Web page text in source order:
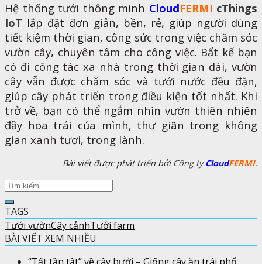
Hệ thống tưới thông minh CloudFERMI cThings
IoT lắp đặt đơn giản, bền, rẻ, giúp người dùng
tiết kiệm thời gian, công sức trong việc chăm sóc
vườn cây, chuyên tâm cho công việc. Bất kể bạn
có đi công tác xa nhà trong thời gian dài, vườn
cây vẫn được chăm sóc và tưới nước đều đặn,
giúp cây phát triển trong điều kiện tốt nhất. Khi
trở về, bạn có thể ngắm nhìn vườn thiên nhiên
đầy hoa trái của mình, thư giãn trong không
gian xanh tươi, trong lành.
Bài viết được phát triển bởi Công tyCloudFERMI.
TAGS
Tưới vườnCây cảnhTưới farm
BÀI VIẾT XEM NHIỀU